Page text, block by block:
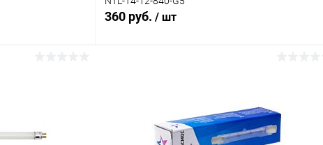
В наличии (47)
360 руб. / шт
В избранное В наличии (16)